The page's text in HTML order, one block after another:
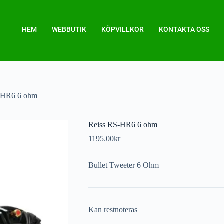
HEM WEBBUTIK KÖPVILLKOR KONTAKTA OSS
6 ohm
Reiss RS-HR6 6 ohm
1195.00kr
Bullet Tweeter 6 Ohm
Kan restnoteras